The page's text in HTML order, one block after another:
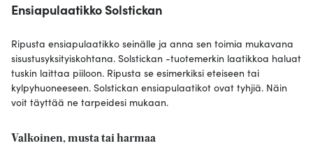
Ensiapulaatikko Solstickan
Ripusta ensiapulaatikko seinälle ja anna sen toimia mukavana
sisustusyksityiskohtana. Solstickan -tuotemerkin laatikkoa haluat
tuskin laittaa piiloon. Ripusta se esimerkiksi eteiseen tai
kylpyhuoneeseen. Solstickan ensiapulaatikot ovat tyhjiä. Näin
voit täyttää ne tarpeidesi mukaan.
Valkoinen, musta tai harmaa